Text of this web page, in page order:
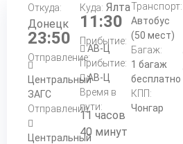
Откуда:
Донецк
23:50
Отправление:
Центральный
ЗАГС
Отправление:
Центральный
Куда: Ялта
11:30
Прибытие:
АВ-Ц
Прибытие:
АВ-Ц
Время в
пути:
11 часов
40 минут
Транспорт:
Автобус
(50 мест)
Багаж:
1 багаж
бесплатно
КПП:
Чонгар